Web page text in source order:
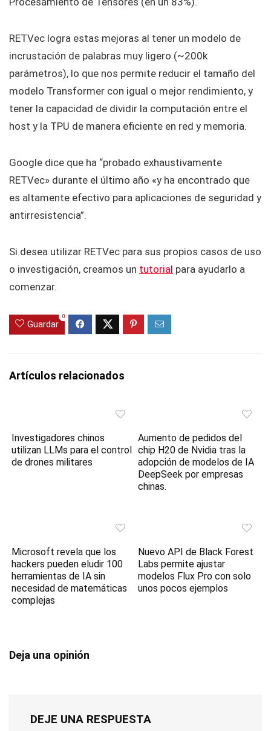
RETVec logra estas mejoras al tener un modelo de
incrustación de palabras muy ligero (~200k
parámetros), lo que nos permite reducir el tamaño del
modelo Transformer con igual o mejor rendimiento, y
tener la capacidad de dividir la computación entre el
host y la TPU de manera eficiente en red y memoria.
Google dice que ha “probado exhaustivamente
RETVec» durante el último año «y ha encontrado que
es altamente efectivo para aplicaciones de seguridad y
antirresistencia”.
Si desea utilizar RETVec para sus propios casos de uso
o investigación, creamos un tutorial para ayudarlo a
comenzar.
Guardar
0
Artículos relacionados
Investigadores chinos
utilizan LLMs para el control
de drones militares
Aumento de pedidos del
chip H20 de Nvidia tras la
adopción de modelos de IA
DeepSeek por empresas
chinas.
Microsoft revela que los
hackers pueden eludir 100
herramientas de IA sin
necesidad de matemáticas
complejas
Nuevo API de Black Forest
Labs permite ajustar
modelos Flux Pro con solo
unos pocos ejemplos
Deja una opinión
DEJE UNA RESPUESTA